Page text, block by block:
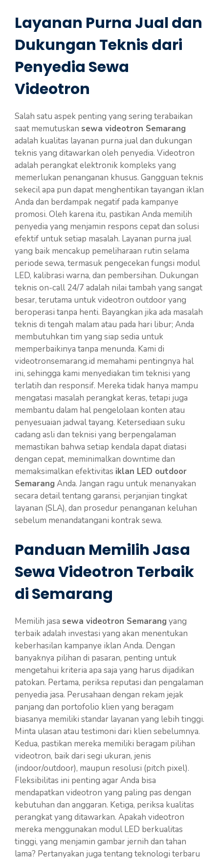
Layanan Purna Jual dan
Dukungan Teknis dari
Penyedia Sewa
Videotron
Salah satu aspek penting yang sering terabaikan
saat memutuskan sewa videotron Semarang
adalah kualitas layanan purna jual dan dukungan
teknis yang ditawarkan oleh penyedia. Videotron
adalah perangkat elektronik kompleks yang
memerlukan penanganan khusus. Gangguan teknis
sekecil apa pun dapat menghentikan tayangan iklan
Anda dan berdampak negatif pada kampanye
promosi. Oleh karena itu, pastikan Anda memilih
penyedia yang menjamin respons cepat dan solusi
efektif untuk setiap masalah. Layanan purna jual
yang baik mencakup pemeliharaan rutin selama
periode sewa, termasuk pengecekan fungsi modul
LED, kalibrasi warna, dan pembersihan. Dukungan
teknis on-call 24/7 adalah nilai tambah yang sangat
besar, terutama untuk videotron outdoor yang
beroperasi tanpa henti. Bayangkan jika ada masalah
teknis di tengah malam atau pada hari libur; Anda
membutuhkan tim yang siap sedia untuk
memperbaikinya tanpa menunda. Kami di
videotronsemarang.id memahami pentingnya hal
ini, sehingga kami menyediakan tim teknisi yang
terlatih dan responsif. Mereka tidak hanya mampu
mengatasi masalah perangkat keras, tetapi juga
membantu dalam hal pengelolaan konten atau
penyesuaian jadwal tayang. Ketersediaan suku
cadang asli dan teknisi yang berpengalaman
memastikan bahwa setiap kendala dapat diatasi
dengan cepat, meminimalkan downtime dan
memaksimalkan efektivitas iklan LED outdoor
Semarang Anda. Jangan ragu untuk menanyakan
secara detail tentang garansi, perjanjian tingkat
layanan (SLA), dan prosedur penanganan keluhan
sebelum menandatangani kontrak sewa.
Panduan Memilih Jasa
Sewa Videotron Terbaik
di Semarang
Memilih jasa sewa videotron Semarang yang
terbaik adalah investasi yang akan menentukan
keberhasilan kampanye iklan Anda. Dengan
banyaknya pilihan di pasaran, penting untuk
mengetahui kriteria apa saja yang harus dijadikan
patokan. Pertama, periksa reputasi dan pengalaman
penyedia jasa. Perusahaan dengan rekam jejak
panjang dan portofolio klien yang beragam
biasanya memiliki standar layanan yang lebih tinggi.
Minta ulasan atau testimoni dari klien sebelumnya.
Kedua, pastikan mereka memiliki beragam pilihan
videotron, baik dari segi ukuran, jenis
(indoor/outdoor), maupun resolusi (pitch pixel).
Fleksibilitas ini penting agar Anda bisa
mendapatkan videotron yang paling pas dengan
kebutuhan dan anggaran. Ketiga, periksa kualitas
perangkat yang ditawarkan. Apakah videotron
mereka menggunakan modul LED berkualitas
tinggi, yang menjamin gambar jernih dan tahan
lama? Pertanyakan juga tentang teknologi terbaru